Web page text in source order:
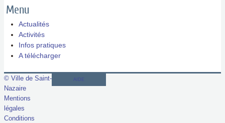
Menu
Actualités
Activités
Infos pratiques
A télécharger
© Ville de Saint-
Nazaire
Mentions
légales
Conditions
AIDE